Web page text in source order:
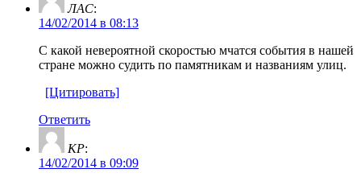
ЛАС:
14/02/2014 в 08:13
С какой невероятной скоростью мчатся события в нашей
стране можно судить по памятникам и названиям улиц.
[Цитировать]
Ответить
KP:
14/02/2014 в 09:09